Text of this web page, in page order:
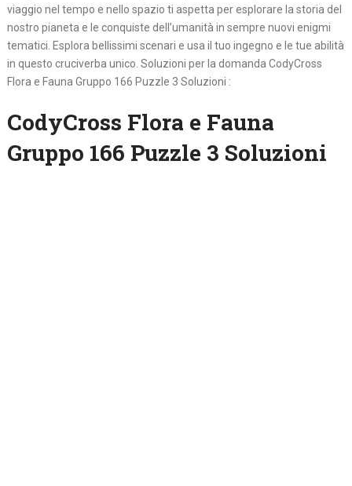
viaggio nel tempo e nello spazio ti aspetta per esplorare la storia del
nostro pianeta e le conquiste dell’umanità in sempre nuovi enigmi
tematici. Esplora bellissimi scenari e usa il tuo ingegno e le tue abilità
in questo cruciverba unico. Soluzioni per la domanda CodyCross
Flora e Fauna Gruppo 166 Puzzle 3 Soluzioni :
CodyCross Flora e Fauna
Gruppo 166 Puzzle 3 Soluzioni